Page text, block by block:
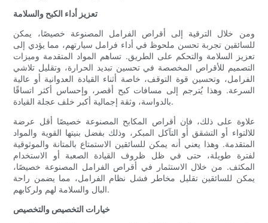
تعزيز أداء الكبح والسلامة
ومن خلال الترقية إلى أقراص الفرامل المصنوعة خصيصًا، يمكن
للسائقين تجربة تحسن ملحوظ في أداء فرامل سيارتهم، مما يؤدي إلى
تعزيز السلامة والتحكم على الطريق. تساهم المواد المتقدمة وميزات
التصميم للأقراص المخصصة في تحسين تبديد الحرارة، وتقليل تلاشي
الفرامل، وتحسين قوة التوقف، خاصة أثناء القيادة العدوانية أو عالية
السرعة. وهذا يُترجم إلى مسافات كبح أقصر، وإحساس أكثر اتساقًا
بالدواسة، وثقة إجمالية أكبر خلف عجلة القيادة.
علاوة على ذلك، فإن أقراص المكابح المصنوعة خصيصًا أقل عرضة
للالتواء أو التشقق أو التآكل المبكر، وذلك بفضل بنيتها القوية والمواد
المتقدمة. وهذا يعني أنه يمكن للسائقين الاستمتاع بالمتانة والموثوقية
لفترة طويلة، حتى في ظل ظروف القيادة الصعبة أو الاستخدام
المكثف. من خلال الاستثمار في أقراص الفرامل المصنوعة خصيصًا،
يمكن للسائقين تقليل مخاطر فشل نظام الفرامل، مما يضمن راحة
البال والسلامة لهم ولركابهم.
خيارات التخصيص والتخصيص